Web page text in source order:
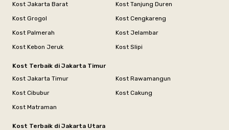
Kost Jakarta Barat
Kost Tanjung Duren
Kost Grogol
Kost Cengkareng
Kost Palmerah
Kost Jelambar
Kost Kebon Jeruk
Kost Slipi
Kost Terbaik di Jakarta Timur
Kost Jakarta Timur
Kost Rawamangun
Kost Cibubur
Kost Cakung
Kost Matraman
Kost Terbaik di Jakarta Utara